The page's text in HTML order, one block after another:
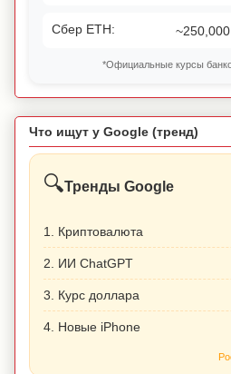
Сбер ETH:
*Официальные курсы
Что ищут у Google (тренд)
🔍Тренды Google
1. Криптовалюта
2. ИИ ChatGPT
3. Курс доллара
4. Новые iPhone